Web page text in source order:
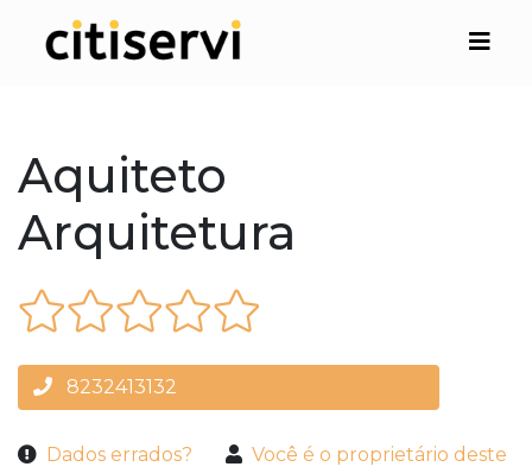
Aquiteto
Arquitetura
8232413132
Dados errados?
Você é o proprietário deste